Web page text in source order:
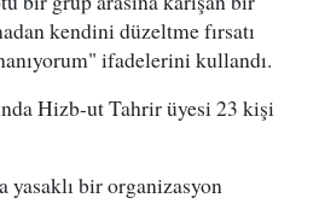
kendini düzeltme fırsatı
ifadelerini kullandı.
Hizb-ut Tahrir üyesi 23 kişi
bir organizasyon